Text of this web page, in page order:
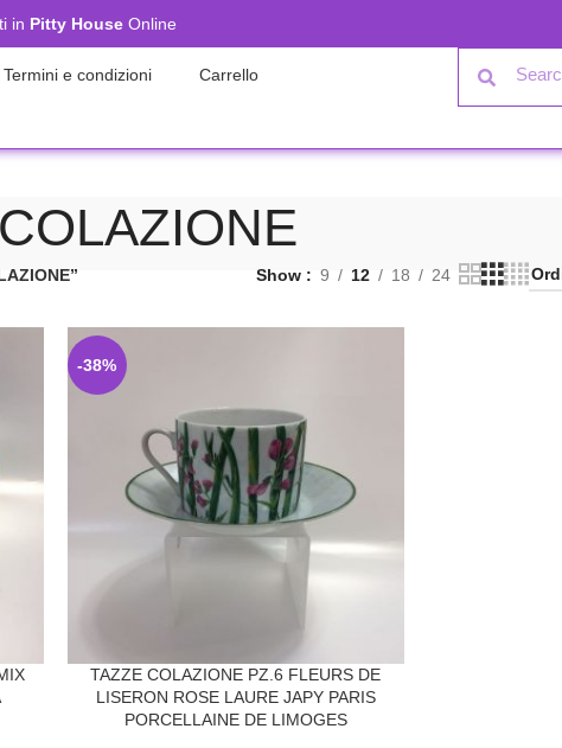
in Pitty House Online
Termini e condizioni Carrello
Show 9 12 18 24
-38%
TAZZE COLAZIONE PZ.6 FLEURS DE
LISERON ROSE LAURE JAPY PARIS
PORCELLAINE DE LIMOGES